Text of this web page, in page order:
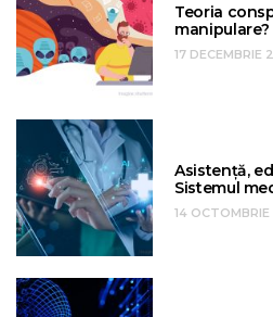
Teoria
manipulare?
17 DECEMBRIE
Asistență,
Sistemul
14